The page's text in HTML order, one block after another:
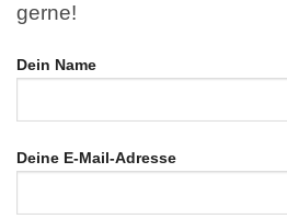
gerne!
Dein Name
Deine E-Mail-Adresse